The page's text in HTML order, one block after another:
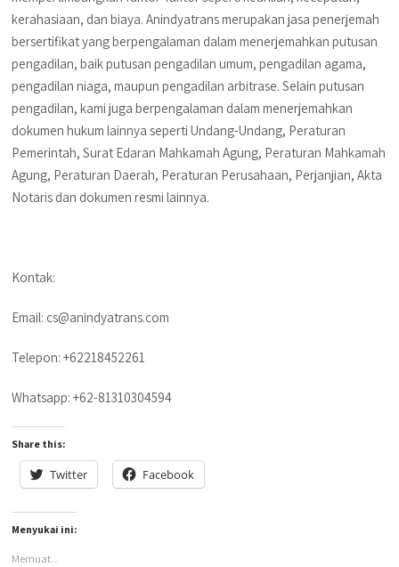
kerahasiaan, dan biaya. Anindyatrans merupakan jasa penerjemah
bersertifikat yang berpengalaman dalam menerjemahkan putusan
pengadilan, baik putusan pengadilan umum, pengadilan agama,
pengadilan niaga, maupun pengadilan arbitrase. Selain putusan
pengadilan, kami juga berpengalaman dalam menerjemahkan
dokumen hukum lainnya seperti Undang-Undang, Peraturan
Pemerintah, Surat Edaran Mahkamah Agung, Peraturan Mahkamah
Agung, Peraturan Daerah, Peraturan Perusahaan, Perjanjian, Akta
Notaris dan dokumen resmi lainnya.
Kontak:
Email: cs@anindyatrans.com
Telepon: +62218452261
Whatsapp: +62-81310304594
Share this:
Twitter Facebook
Menyukai ini:
Memuat...